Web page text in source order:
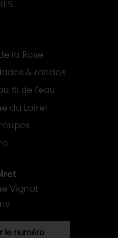
la Rose
& randos
fil de l'eau
du Loiret
Vignat
le numéro